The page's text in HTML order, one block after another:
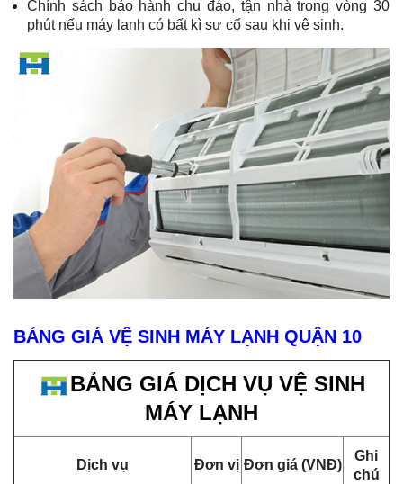
Chính sách bảo hành chu đáo, tận nhà trong vòng 30
phút nếu máy lạnh có bất kì sự cố sau khi vệ sinh.
BẢNG GIÁ VỆ SINH MÁY LẠNH QUẬN 10
BẢNG GIÁ DỊCH VỤ VỆ SINH
MÁY LẠNH
Dịch vụ Đơn vị Đơn giá (VNĐ)
Ghi
chú